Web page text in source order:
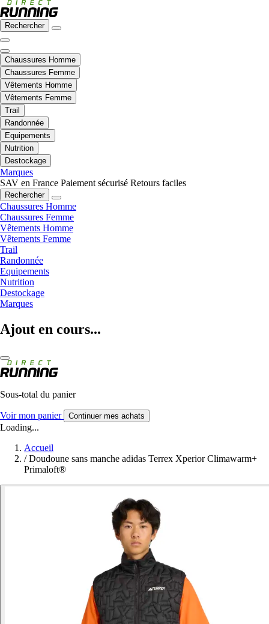
Rechercher
Chaussures Homme
Chaussures Femme
Vêtements Homme
Vêtements Femme
Trail
Randonnée
Equipements
Nutrition
Destockage
Marques
SAV en France Paiement sécurisé Retours faciles
Rechercher
Chaussures Homme
Chaussures Femme
Vêtements Homme
Vêtements Femme
Trail
Randonnée
Equipements
Nutrition
Destockage
Marques
Ajout en cours...
Sous-total du panier
Voir mon panier Continuer mes achats
Loading...
Accueil
/ Doudoune sans manche adidas Terrex Xperior Climawarm+
Primaloft®